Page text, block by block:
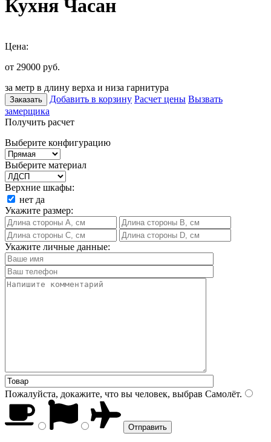
Кухня Часан
Цена:
от 29000 руб.
за метр в длину верха и низа гарнитура
Заказать Добавить в корзину Расчет цены Вызвать
замерщика
Получить расчет
Выберите конфигурацию
Выберите материал
Верхние шкафы:
нет да
Укажите размер:
Укажите личные данные:
Пожалуйста, докажите, что вы человек, выбрав Самолёт.